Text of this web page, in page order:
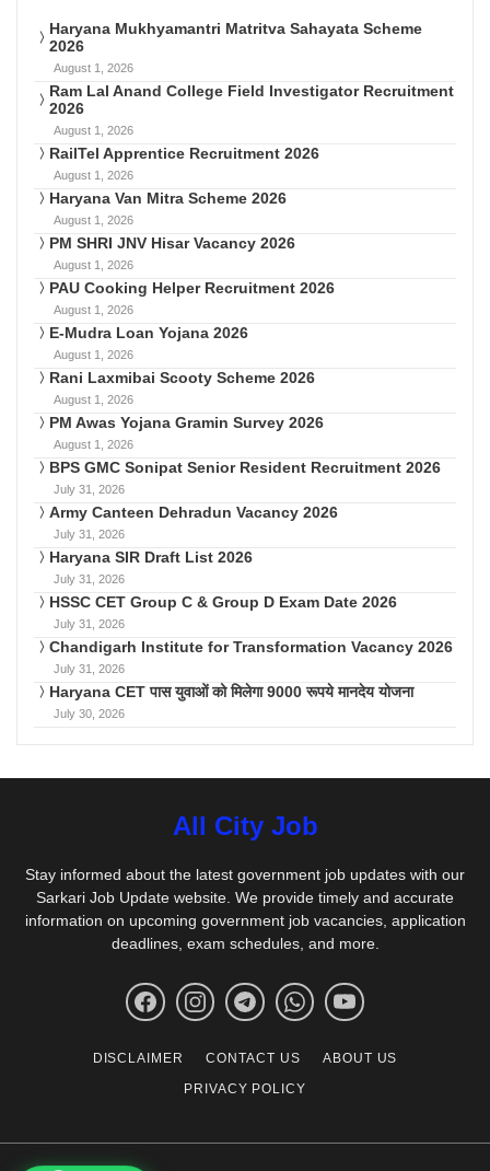
Haryana Mukhyamantri Matritva Sahayata Scheme
2026
August 1, 2026
Ram Lal Anand College Field Investigator Recruitment
2026
August 1, 2026
RailTel Apprentice Recruitment 2026
August 1, 2026
Haryana Van Mitra Scheme 2026
August 1, 2026
PM SHRI JNV Hisar Vacancy 2026
August 1, 2026
PAU Cooking Helper Recruitment 2026
August 1, 2026
E-Mudra Loan Yojana 2026
August 1, 2026
Rani Laxmibai Scooty Scheme 2026
August 1, 2026
PM Awas Yojana Gramin Survey 2026
August 1, 2026
BPS GMC Sonipat Senior Resident Recruitment 2026
July 31, 2026
Army Canteen Dehradun Vacancy 2026
July 31, 2026
Haryana SIR Draft List 2026
July 31, 2026
HSSC CET Group C & Group D Exam Date 2026
July 31, 2026
Chandigarh Institute for Transformation Vacancy 2026
July 31, 2026
Haryana CET पास युवाओं को मिलेगा 9000 रूपये मानदेय योजना
July 30, 2026
All City Job
Stay informed about the latest government job updates with our
Sarkari Job Update website. We provide timely and accurate
information on upcoming government job vacancies, application
deadlines, exam schedules, and more.
DISCLAIMER CONTACT US
ABOUT US
PRIVACY POLICY